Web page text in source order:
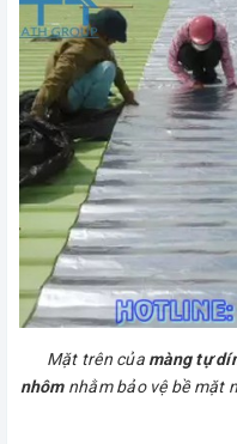
Mặt trên của màng tự
nhômnhằm bảo vệ bề mặt